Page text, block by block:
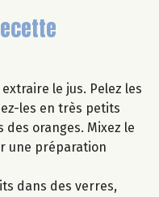
le jus. Pelez les
les en très petits
des oranges. Mixez le
une préparation
dans des verres,